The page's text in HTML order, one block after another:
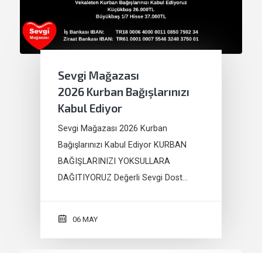
Sevgi Mağazası
2026 Kurban Bağışlarınızı
Kabul Ediyor
Sevgi Mağazası 2026 Kurban
Bağışlarınızı Kabul Ediyor KURBAN
BAĞIŞLARINIZI YOKSULLARA
DAĞITIYORUZ Değerli Sevgi Dost…
06 MAY